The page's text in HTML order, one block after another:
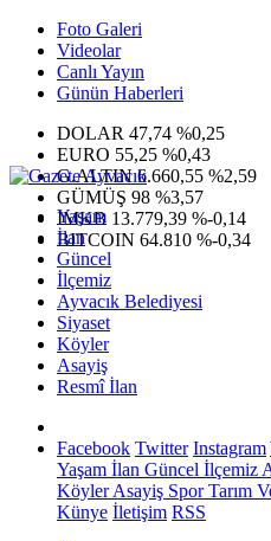
Foto Galeri
Videolar
Canlı Yayın
Günün Haberleri
DOLAR 47,74 %0,25
EURO 55,25 %0,43
G.ALTIN6.660,55 %2,59
GÜMÜŞ 98 %3,57
IMKB 13.779,39 %-0,14
BITCOIN 64.810 %-0,34
Yaşam
İlan
Güncel
İlçemiz
Ayvacık Belediyesi
Siyaset
Köyler
Asayiş
Resmî İlan
Facebook Twitter Instagram
Yaşam İlan Güncel İlçemiz
KöylerAsayiş SporTarım
Künye İletişim RSS